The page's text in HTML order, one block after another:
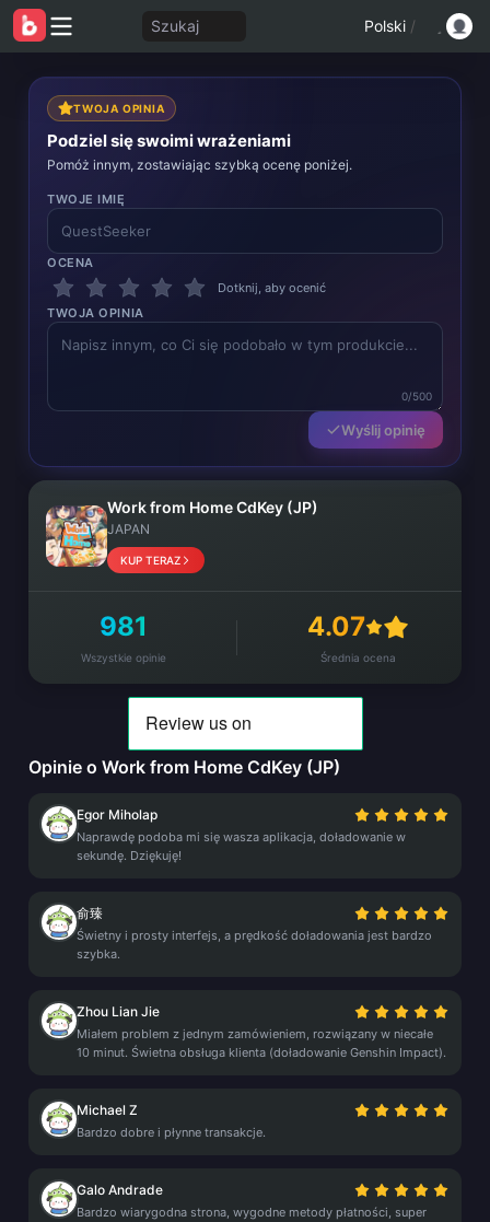
Szukaj Polski /
TWOJA OPINIA
Podziel się swoimi wrażeniami
Pomóż innym, zostawiając szybką ocenę poniżej.
TWOJE IMIĘ
OCENA
Dotknij, aby ocenić
TWOJA OPINIA
0/500
Wyślij opinię
Work from Home CdKey (JP)
JAPAN
KUP TERAZ
981
Wszystkie opinie
4.07
Średnia ocena
Opinie o Work from Home CdKey (JP)
Egor Miholap
Naprawdę podoba mi się wasza aplikacja, doładowanie w
sekundę. Dziękuję!
俞臻
Świetny i prosty interfejs, a prędkość doładowania jest bardzo
szybka.
Zhou Lian Jie
Miałem problem z jednym zamówieniem, rozwiązany w niecałe
10 minut. Świetna obsługa klienta (doładowanie Genshin Impact).
Michael Z
Bardzo dobre i płynne transakcje.
Galo Andrade
Bardzo wiarygodna strona, wygodne metody płatności, super